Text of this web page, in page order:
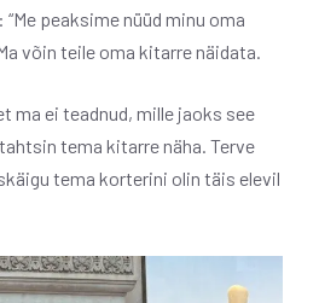
peaksime nüüd minu oma
võin teile oma kitarre näidata.
ma ei teadnud, mille jaoks see
tema kitarre näha. Terve
tema korterini olin täis elevil